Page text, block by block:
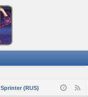
Sprinter (RUS)